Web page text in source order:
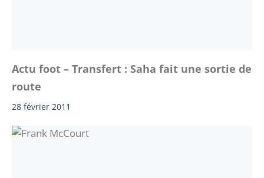
Actu foot – Transfert : Saha fait une sortie de
route
28 février 2011